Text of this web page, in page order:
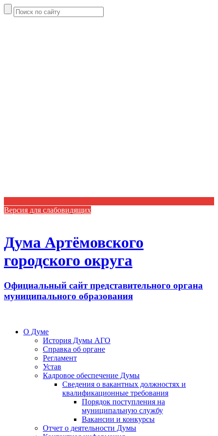
Версия для слабовидящих
Дума Артёмовского
городского округа
Официальный сайт представительного органа
муниципального образования
О Думе
История Думы АГО
Справка об органе
Регламент
Устав
Кадровое обеспечение Думы
Сведения о вакантных должностях и
квалификационные требования
Порядок поступления на
муниципальную службу
Вакансии и конкурсы
Отчет о деятельности Думы